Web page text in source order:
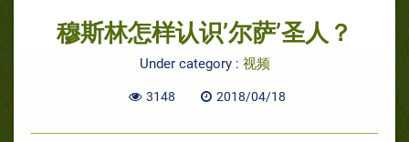
穆斯林怎样认识’尔萨’圣人？‬
Under category : 视频
3148 2018/04/18